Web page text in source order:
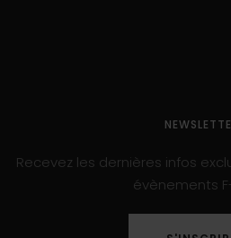
Recevez les dernières infos
évènements